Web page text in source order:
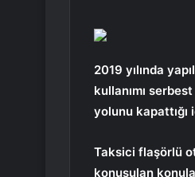
2019 yılında
kullanımı
yolunu
Taksici flaşörlü
konuşulan